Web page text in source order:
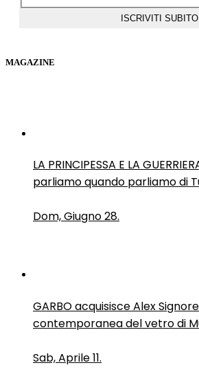
MAGAZINE
LA PRINCIPESSA E LA
parliamo quando parliamo di
Dom, Giugno 28.
GARBO acquisisce Alex
contemporanea del vetro di
Sab, Aprile 11.